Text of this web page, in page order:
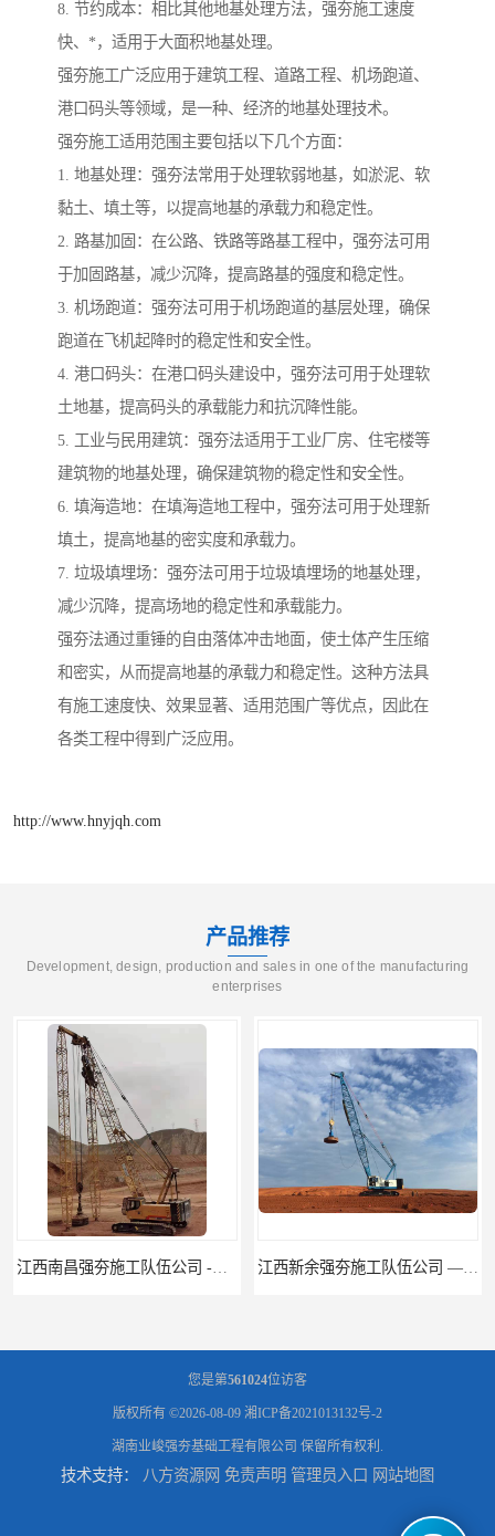
8. 节约成本：相比其他地基处理方法，强夯施工速度
快、*，适用于大面积地基处理。
强夯施工广泛应用于建筑工程、道路工程、机场跑道、
港口码头等领域，是一种、经济的地基处理技术。
强夯施工适用范围主要包括以下几个方面：
1. 地基处理：强夯法常用于处理软弱地基，如淤泥、软
黏土、填土等，以提高地基的承载力和稳定性。
2. 路基加固：在公路、铁路等路基工程中，强夯法可用
于加固路基，减少沉降，提高路基的强度和稳定性。
3. 机场跑道：强夯法可用于机场跑道的基层处理，确保
跑道在飞机起降时的稳定性和安全性。
4. 港口码头：在港口码头建设中，强夯法可用于处理软
土地基，提高码头的承载能力和抗沉降性能。
5. 工业与民用建筑：强夯法适用于工业厂房、住宅楼等
建筑物的地基处理，确保建筑物的稳定性和安全性。
6. 填海造地：在填海造地工程中，强夯法可用于处理新
填土，提高地基的密实度和承载力。
7. 垃圾填埋场：强夯法可用于垃圾填埋场的地基处理，
减少沉降，提高场地的稳定性和承载能力。
强夯法通过重锤的自由落体冲击地面，使土体产生压缩
和密实，从而提高地基的承载力和稳定性。这种方法具
有施工速度快、效果显著、适用范围广等优点，因此在
各类工程中得到广泛应用。
http://www.hnyjqh.com
产品推荐
Development, design, production and sales in one of the manufacturing
enterprises
江西新余强夯施工队伍公司 —业峻强夯基础工程 湖南强夯施工公司
您是第561024位访客
版权所有 ©2026-08-09 湘ICP备2021013132号-2
湖南业峻强夯基础工程有限公司 保留所有权利.
技术支持： 八方资源网 免责声明 管理员入口 网站地图